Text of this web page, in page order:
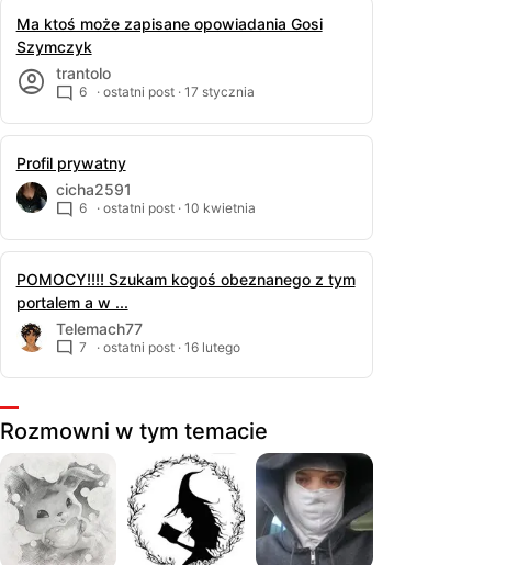
Ma ktoś może zapisane opowiadania Gosi
Szymczyk
trantolo
6 · ostatni post · 17 stycznia
Profil prywatny
cicha2591
6 · ostatni post · 10 kwietnia
POMOCY!!!! Szukam kogoś obeznanego z tym
portalem a w ...
Telemach77
7 · ostatni post · 16 lutego
Rozmowni w tym temacie